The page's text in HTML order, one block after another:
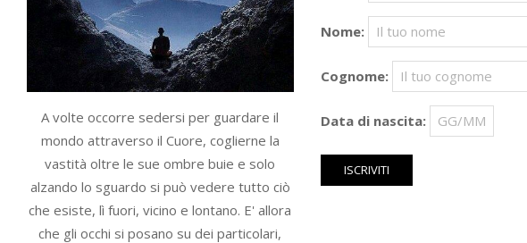
A volte occorre sedersi per guardare il
mondo attraverso il Cuore, coglierne la
vastità oltre le sue ombre buie e solo
alzando lo sguardo si può vedere tutto ciò
che esiste, lì fuori, vicino e lontano. E' allora
che gli occhi si posano su dei particolari,
Nome:
Cognome:
Data di nascita: